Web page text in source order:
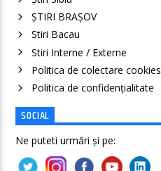
ȘTIRI BRAȘOV
Stiri Bacau
Stiri Interne / Externe
Politica de colectare cookies
Politica de confidenţialitate
SOCIAL
Ne puteti urmări și pe: